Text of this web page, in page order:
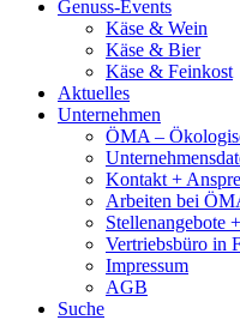
Genuss-Events
Käse & Wein
Käse & Bier
Käse & Feinkost
Aktuelles
Unternehmen
ÖMA –
Kontakt +
Arbeiten bei
Stellenangebote
Vertriebsbüro in
Impressum
AGB
Suche